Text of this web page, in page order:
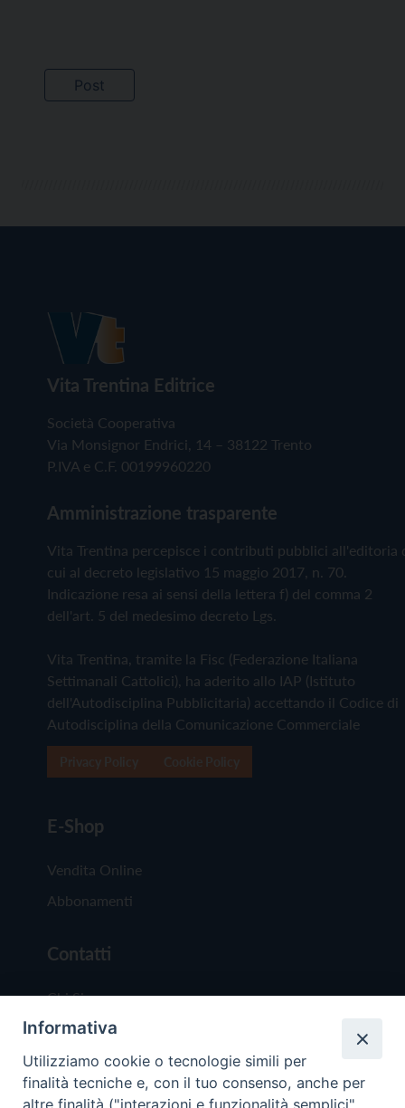
Vita Trentina Editrice
Società Cooperativa
Via Monsignor Endrici, 14 – 38122 Trento
P.IVA e C.F. 00199960220
Amministrazione trasparente
Vita Trentina percepisce i contributi pubblici all'editoria
cui al decreto legislativo 15 maggio 2017, n. 70.
Indicazione resa ai sensi della lettera f) del comma 2
dell'art. 5 del medesimo decreto Lgs.
Vita Trentina, tramite la Fisc (Federazione Italiana
Settimanali Cattolici), ha aderito allo IAP (Istituto
dell'Autodisciplina Pubblicitaria) accettando il Codice di
Autodisciplina della Comunicazione Commerciale
E-Shop
Vendita Online
Abbonamenti
Contatti
Chi Siamo
Redazione
Scrivici
Informativa
Utilizziamo cookie o tecnologie simili per
finalità tecniche e, con il tuo consenso, anche per